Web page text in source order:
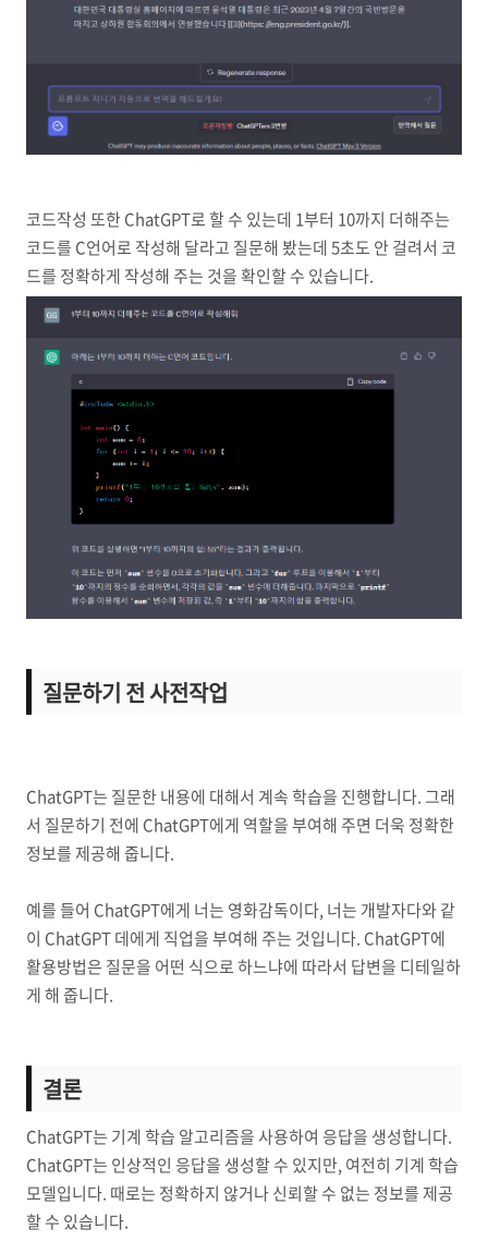
코드작성 또한 ChatGPT로 할 수 있는데 1부터 10까지 더해주는
코드를 C언어로 작성해 달라고 질문해 봤는데 5초도 안 걸려서 코
드를 정확하게 작성해 주는 것을 확인할 수 있습니다.
질문하기 전 사전작업
ChatGPT는 질문한 내용에 대해서 계속 학습을 진행합니다. 그래
서 질문하기 전에 ChatGPT에게 역할을 부여해 주면 더욱 정확한
정보를 제공해 줍니다.
예를 들어 ChatGPT에게 너는 영화감독이다, 너는 개발자다와 같
이 ChatGPT 데에게 직업을 부여해 주는 것입니다. ChatGPT에
활용방법은 질문을 어떤 식으로 하느냐에 따라서 답변을 디테일하
게 해 줍니다.
결론
ChatGPT는 기계 학습 알고리즘을 사용하여 응답을 생성합니다.
ChatGPT는 인상적인 응답을 생성할 수 있지만, 여전히 기계 학습
모델입니다. 때로는 정확하지 않거나 신뢰할 수 없는 정보를 제공
할 수 있습니다.